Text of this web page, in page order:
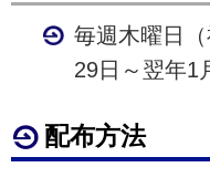
毎週木曜日
29日～翌年1
配布方法